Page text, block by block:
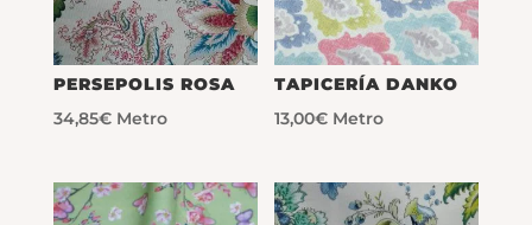
PERSEPOLIS ROSA
34,85€ Metro
TAPICERÍA DANKO
13,00€ Metro